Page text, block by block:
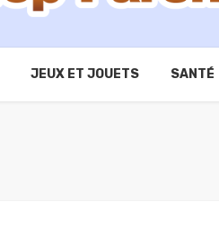
JEUX ET JOUETS SANTÉ